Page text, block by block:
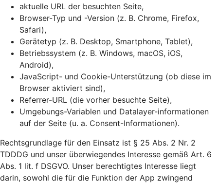
aktuelle URL der besuchten Seite,
Browser-Typ und -Version (z. B. Chrome, Firefox,
Safari),
Gerätetyp (z. B. Desktop, Smartphone, Tablet),
Betriebssystem (z. B. Windows, macOS, iOS,
Android),
JavaScript- und Cookie-Unterstützung (ob diese im
Browser aktiviert sind),
Referrer-URL (die vorher besuchte Seite),
Umgebungs-Variablen und Datalayer-informationen
auf der Seite (u. a. Consent-Informationen).
Rechtsgrundlage für den Einsatz ist § 25 Abs. 2 Nr. 2
TDDDG und unser überwiegendes Interesse gemäß Art. 6
Abs. 1 lit. f DSGVO. Unser berechtigtes Interesse liegt
darin, sowohl die für die Funktion der App zwingend